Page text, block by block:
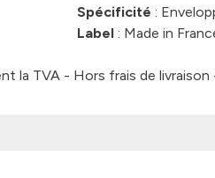
Spécificité :
Label : Made in
la TVA - Hors frais de